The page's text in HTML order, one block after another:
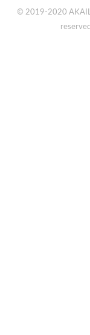
© 2019-2020
reserved